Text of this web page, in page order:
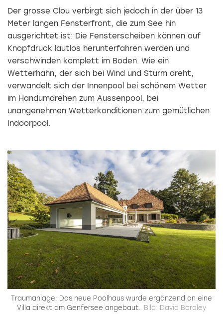
Der grosse Clou verbirgt sich jedoch in der über 13
Meter langen Fensterfront, die zum See hin
ausgerichtet ist: Die Fensterscheiben können auf
Knopfdruck lautlos herunterfahren werden und
verschwinden komplett im Boden. Wie ein
Wetterhahn, der sich bei Wind und Sturm dreht,
verwandelt sich der Innenpool bei schönem Wetter
im Handumdrehen zum Aussenpool, bei
unangenehmen Wetterkonditionen zum gemütlichen
Indoorpool.
Traumanlage: Das neue Poolhaus wurde ergänzend an eine
Villa direkt am Genfersee angebaut.
Bild: David Boraley